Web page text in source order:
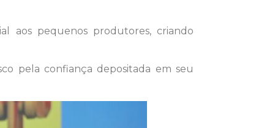
aos pequenos produtores, criando
pela confiança depositada em seu